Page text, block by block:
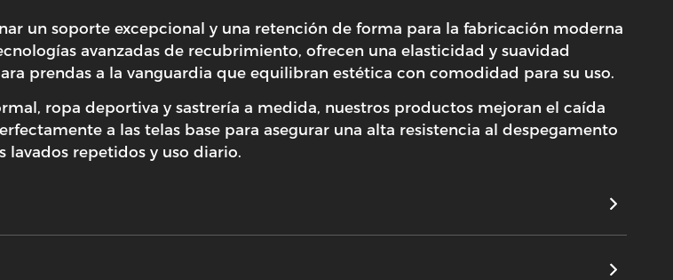
un soporte excepcional y una retención de forma para la fabricación moderna
avanzadas de recubrimiento, ofrecen una elasticidad y suavidad
prendas a la vanguardia que equilibran estética con comodidad para su uso.
ropa deportiva y sastrería a medida, nuestros productos mejoran el caída
a las telas base para asegurar una alta resistencia al despegamento
repetidos y uso diario.